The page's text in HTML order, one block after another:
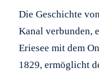
Die Geschichte
Kanal verbunden,
Eriesee mit dem
1829, ermöglicht